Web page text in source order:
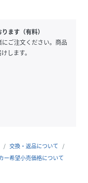
ス
ます（有料）
ご注文ください。商品
します。
交換・返品について
ー希望小売価格について